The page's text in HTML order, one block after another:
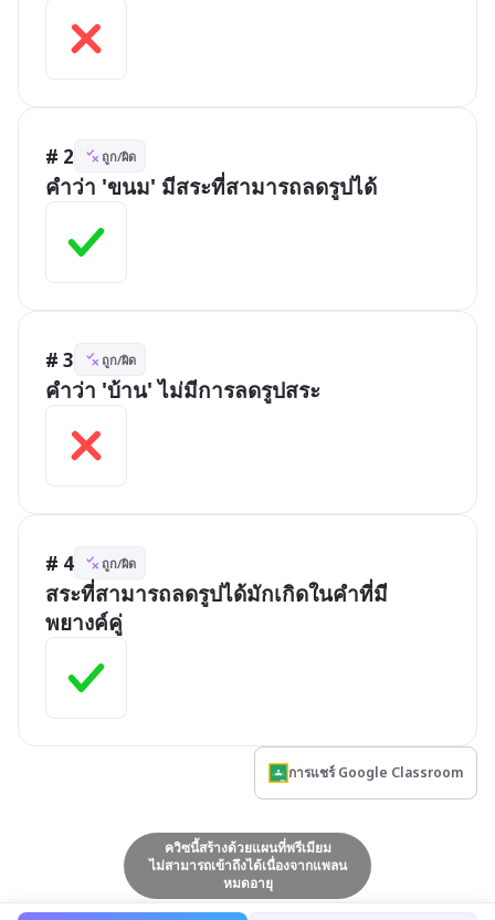
# 2 ถูก/ผิด
คำว่า 'ขนม' มีสระที่สามารถลดรูปได้
# 3 ถูก/ผิด
คำว่า 'บ้าน' ไม่มีการลดรูปสระ
# 4 ถูก/ผิด
สระที่สามารถลดรูปได้มักเกิดในคำที่มี
พยางค์คู่
การแชร์ Google Classroom
ควิซนี้สร้างด้วยแผนที่พรีเมียม
ไม่สามารถเข้าถึงได้เนื่องจากแพลน
หมดอายุ